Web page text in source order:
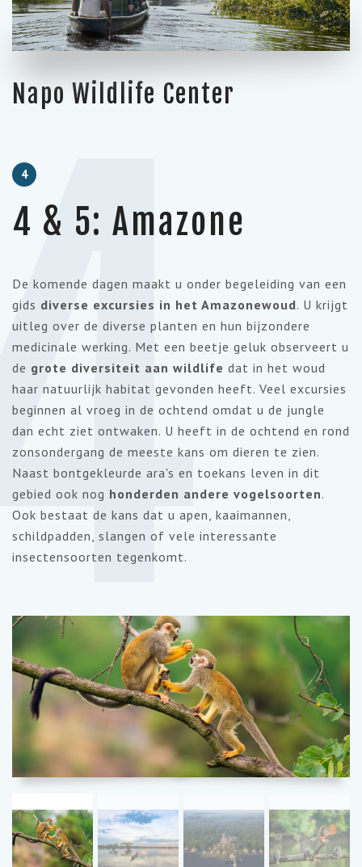
Napo Wildlife Center
4
4 & 5: Amazone
De komende dagen maakt u onder begeleiding van een
gids diverse excursies in het Amazonewoud. U krijgt
uitleg over de diverse planten en hun bijzondere
medicinale werking. Met een beetje geluk observeert u
de grote diversiteit aan wildlife dat in het woud
haar natuurlijk habitat gevonden heeft. Veel excursies
beginnen al vroeg in de ochtend omdat u de jungle
dan echt ziet ontwaken. U heeft in de ochtend en rond
zonsondergang de meeste kans om dieren te zien.
Naast bontgekleurde ara's en toekans leven in dit
gebied ook nog honderden andere vogelsoorten.
Ook bestaat de kans dat u apen, kaaimannen,
schildpadden, slangen of vele interessante
insectensoorten tegenkomt.